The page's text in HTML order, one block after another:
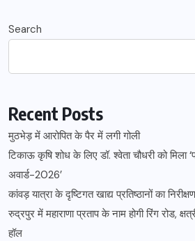
Search
Recent Posts
मुठभेड़ में आरोपित के पैर में लगी गोली
टिकाऊ कृषि शोध के लिए डॉ. श्वेता चौधरी को मिला
अवार्ड-2026’
कांवड़ यात्रा के दृष्टिगत खाद्य प्रतिष्ठानों का
रुद्रपुर में महाराणा प्रताप के नाम होगी रिंग रोड,
हॉल